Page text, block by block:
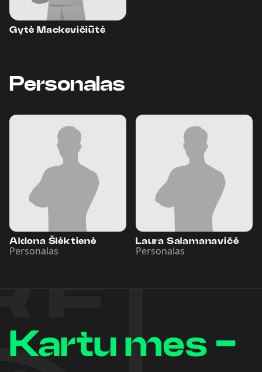
Gytė Mackevičiūtė
Personalas
Aldona Šlėktienė
Personalas
Laura Salamanavičė
Personalas
Kartu mes -